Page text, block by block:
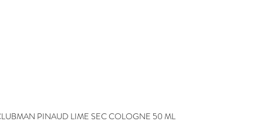
PINAUD LIME SEC COLOGNE 50 ML